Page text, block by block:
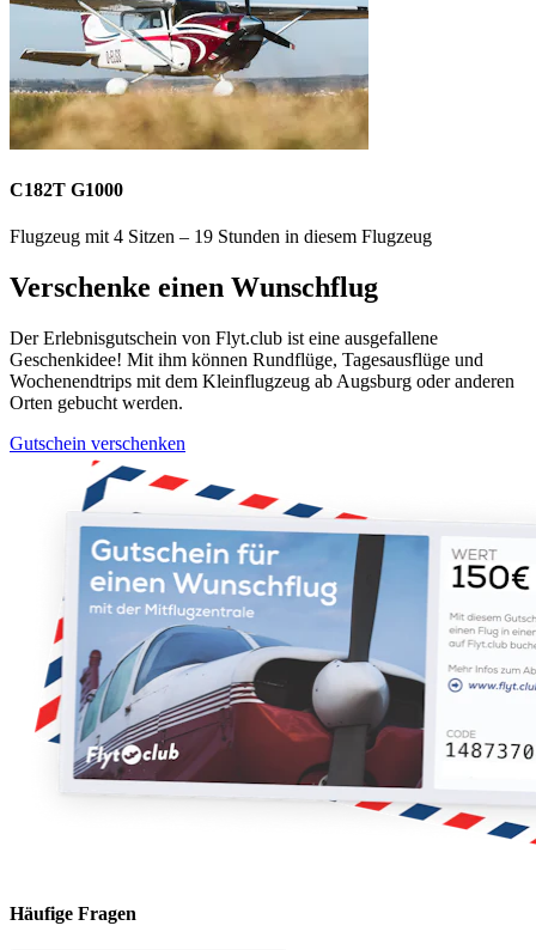
C182T G1000
Flugzeug mit 4 Sitzen – 19 Stunden in diesem Flugzeug
Verschenke einen Wunschflug
Der Erlebnisgutschein von Flyt.club ist eine ausgefallene
Geschenkidee! Mit ihm können Rundflüge, Tagesausflüge und
Wochenendtrips mit dem Kleinflugzeug ab Augsburg oder anderen
Orten gebucht werden.
Gutschein verschenken
Häufige Fragen